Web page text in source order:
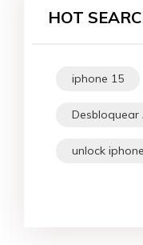
HOT
iphone 15
Desbloquear
unlock iphone